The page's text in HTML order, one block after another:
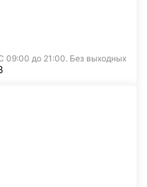
09:00 до 21:00. Без выходных